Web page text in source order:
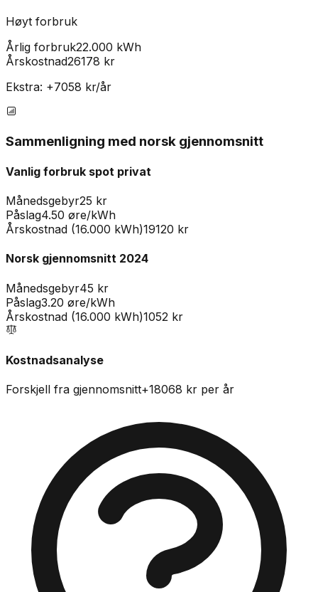
Høyt forbruk
Årlig forbruk22.000 kWh
Årskostnad26178 kr
Ekstra: +7058 kr/år
Sammenligning med norsk gjennomsnitt
Vanlig forbruk spot privat
Månedsgebyr25 kr
Påslag4.50 øre/kWh
Årskostnad (16.000 kWh)19120 kr
Norsk gjennomsnitt 2024
Månedsgebyr45 kr
Påslag3.20 øre/kWh
Årskostnad (16.000 kWh)1052 kr
Kostnadsanalyse
Forskjell fra gjennomsnitt+18068 kr per år